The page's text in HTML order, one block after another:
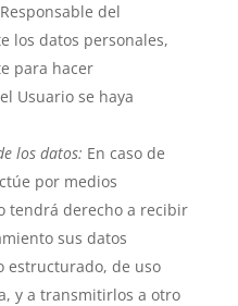
del
los datos personales,
para hacer
Usuario se haya
los datos: En caso de
por medios
tendrá derecho a recibir
sus datos
estructurado, de uso
y a transmitirlos a otro